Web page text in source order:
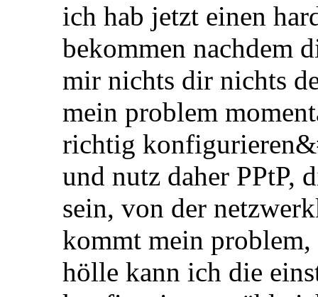
ich hab jetzt einen
bekommen nachdem
mir nichts dir nichts
mein problem
richtig
und nutz daher PPtP,
sein, von der
kommt mein problem,
hölle kann ich die